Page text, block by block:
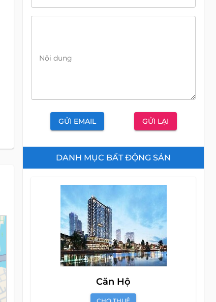
Nội dung
GỬI EMAIL GỬI LẠI
DANH MỤC BẤT ĐỘNG SẢN
Căn Hộ